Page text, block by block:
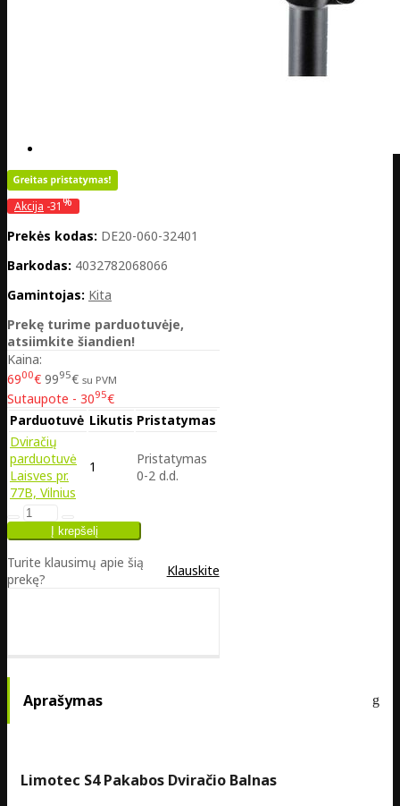
Akcija -31%
Prekės kodas: DE20-060-32401
Barkodas: 4032782068066
Gamintojas: Kita
Prekę turime parduotuvėje,
atsiimkite šiandien!
Kaina:
6900€ 9995€ su PVM
Sutaupote - 3095€
Parduotuvė Likutis Pristatymas
Dviračių
parduotuvė
Laisves pr.
77B, Vilnius
1
Pristatymas
0-2 d.d.
Turite klausimų apie šią
prekę?
Klauskite
Aprašymas
Limotec S4 Pakabos Dviračio Balnas